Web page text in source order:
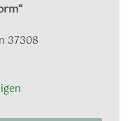
37308